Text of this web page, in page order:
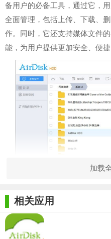
备用户的必备工具，通过它，
全面管理，包括上传、下载、
作。同时，它还支持媒体文件
能，为用户提供更加安全、便捷
功能，包括文件的上传、下载
加载
相关应用